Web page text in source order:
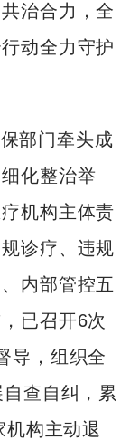
治合力，全
动全力守护
部门牵头成
化整治举
机构主体责
诊疗、违规
内部管控五
已召开6次
导，组织全
查自纠，累
构主动退